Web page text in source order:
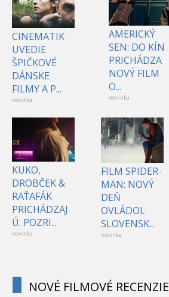
CINEMATIK
UVEDIE
ŠPIČKOVÉ
DÁNSKE
FILMY A P...
novinka
AMERICKÝ
SEN: DO KÍN
PRICHÁDZA
NOVÝ FILM
O...
novinka
KUKO,
DROBČEK &
RAŤAFÁK
PRICHÁDZAJ
Ú. POZRI...
novinka
FILM SPIDER-
MAN: NOVÝ
DEŇ
OVLÁDOL
SLOVENSK...
novinka
NOVÉ FILMOVÉ RECENZIE